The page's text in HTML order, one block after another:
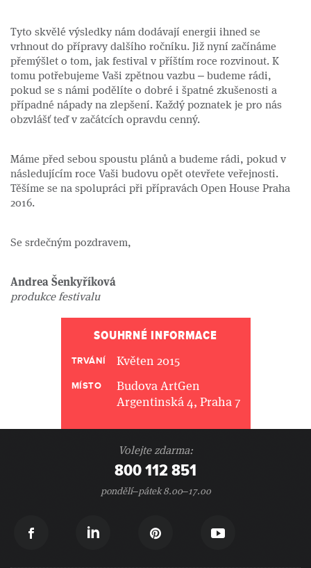
Tyto skvělé výsledky nám dodávají energii ihned se
vrhnout do přípravy dalšího ročníku. Již nyní začínáme
přemýšlet o tom, jak festival v příštím roce rozvinout. K
tomu potřebujeme Vaši zpětnou vazbu – budeme rádi,
pokud se s námi podělíte o dobré i špatné zkušenosti a
případné nápady na zlepšení. Každý poznatek je pro nás
obzvlášť teď v začátcích opravdu cenný.
Máme před sebou spoustu plánů a budeme rádi, pokud v
následujícím roce Vaši budovu opět otevřete veřejnosti.
Těšíme se na spolupráci při přípravách Open House Praha
2016.
Se srdečným pozdravem,
Andrea Šenkyříková
produkce festivalu
SOUHRNÉ INFORMACE
TRVÁNÍ Květen 2015
MÍSTO
Budova ArtGen
Argentinská 4, Praha 7
Volejte zdarma:
800 112 851
pondělí–pátek 8.00–17.00